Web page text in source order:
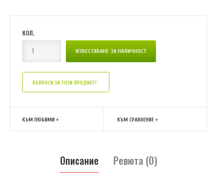
КОЛ.
ВЪПРОСИ ЗА ТОЗИ ПРОДУКТ?
КЪМ ЛЮБИМИ + КЪМ СРАВНЕНИЕ +
Описание Ревюта (0)